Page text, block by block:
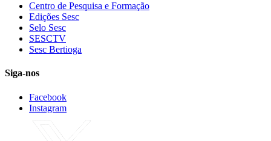
Centro de Pesquisa e Formação
Edições Sesc
Selo Sesc
SESCTV
Sesc Bertioga
Siga-nos
Facebook
Instagram